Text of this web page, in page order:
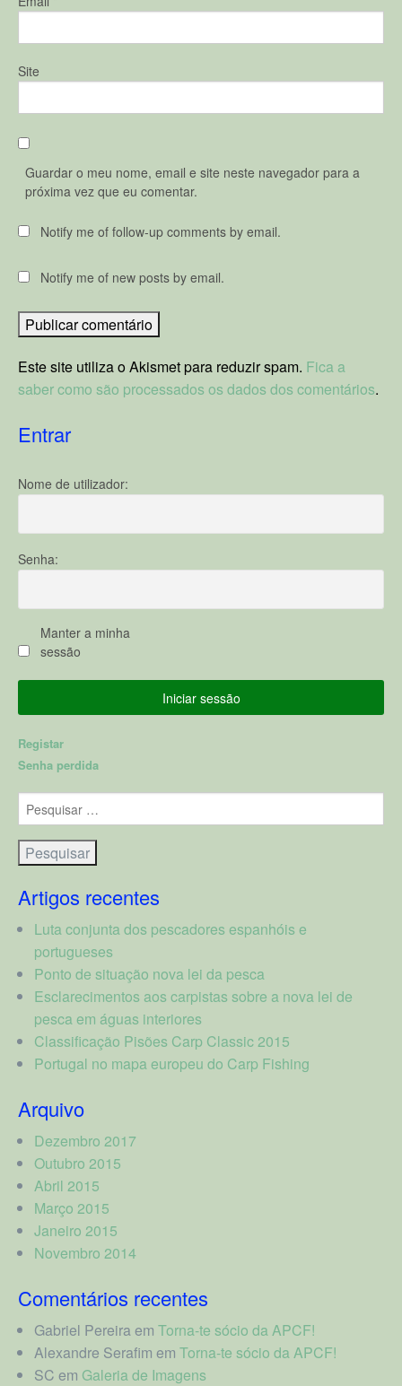
Site
Guardar o meu nome, email e site neste navegador para a
próxima vez que eu comentar.
Notify me of follow-up comments by email.
Notify me of new posts by email.
Este site utiliza o Akismet para reduzir spam. Fica a
saber como são processados os dados dos comentários.
Entrar
Nome de utilizador:
Senha:
Manter a minha
sessão
Iniciar sessão
Registar
Senha perdida
Pesquisar
por:
Artigos recentes
Luta conjunta dos pescadores espanhóis e
portugueses
Ponto de situação nova lei da pesca
Esclarecimentos aos carpistas sobre a nova lei de
pesca em águas interiores
Classificação Pisões Carp Classic 2015
Portugal no mapa europeu do Carp Fishing
Arquivo
Dezembro 2017
Outubro 2015
Abril 2015
Março 2015
Janeiro 2015
Novembro 2014
Comentários recentes
Gabriel Pereiraem Torna-te sócio da APCF!
Alexandre Serafim em Torna-te sócio da APCF!
SC em Galeria de Imagens